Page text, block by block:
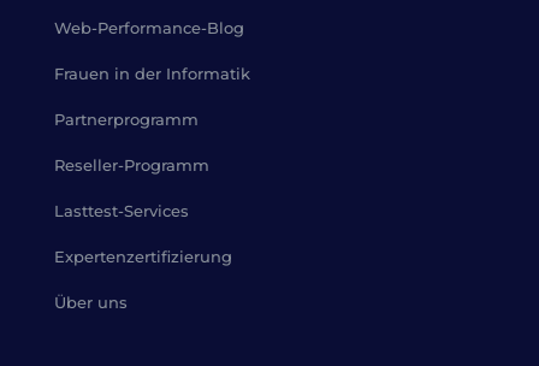
Web-Performance-Blog
Frauen in der Informatik
Partnerprogramm
Reseller-Programm
Lasttest-Services
Expertenzertifizierung
Über uns